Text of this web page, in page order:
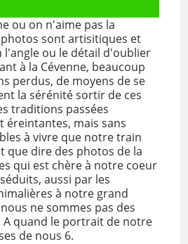
ou on n'aime pas la
sont artisitiques et
ou le détail d'oublier
à la Cévenne, beaucoup
perdus, de moyens de se
la sérénité sortir de ces
traditions passées
éreintantes, mais sans
à vivre que notre train
que dire des photos de la
qui est chère à notre coeur
aussi par les
à notre grand
ne sommes pas des
A quand le portrait de notre
de nous 6.